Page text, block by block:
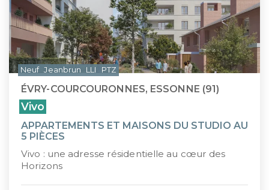
ÉVRY-COURCOURONNES, ESSONNE (91)
Vivo
APPARTEMENTS ET MAISONS DU STUDIO AU
5 PIÈCES
Vivo : une adresse résidentielle au cœur des
Horizons
Neuf Jeanbrun LLI PTZ